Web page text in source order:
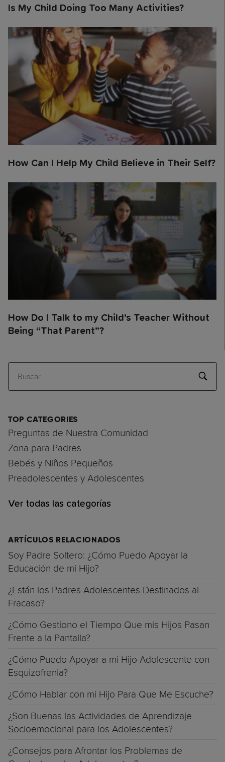
Is My Child Doing Too Many Activities?
How Can I Help My Child Believe in Their Self?
How Do I Talk to my Child’s Teacher Without
Being “That Parent”?
Buscar
TOP CATEGORIES
Preguntas de Nuestra Comunidad
Zona para Padres
Bebés y Niños Pequeños
Preadolescentes y Adolescentes
Ver todas las categorías
ARTÍCULOS RELACIONADOS
Soy Padre Soltero: ¿Cómo Puedo Apoyar la
Educación de mi Hijo?
¿Están los Padres Adolescentes Destinados al
Fracaso?
¿Cómo Gestiono el Tiempo Que mis Hijos Pasan
Frente a la Pantalla?
¿Cómo Puedo Apoyar a mi Hijo Adolescente con
Esquizofrenia?
¿Cómo Hablar con mi Hijo Para Que Me Escuche?
¿Son Buenas las Actividades de Aprendizaje
Socioemocional para los Adolescentes?
¿Consejos para Afrontar los Problemas de